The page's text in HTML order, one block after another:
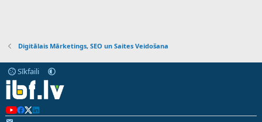
Digitālais Mārketings, SEO un Saites Veidošana
Sīkfaili